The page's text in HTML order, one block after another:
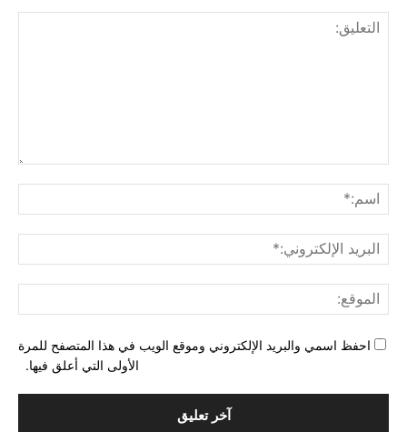
احفظ اسمي والبريد الإلكتروني وموقع الويب في هذا المتصفح للمرة
الأولى التي أعلق فيها.